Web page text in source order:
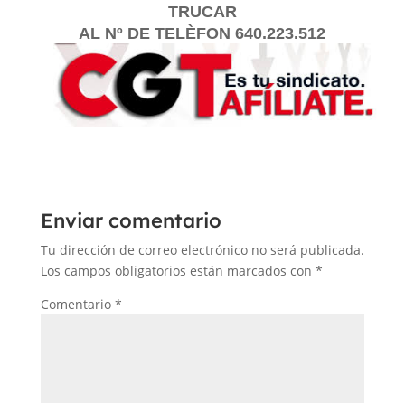
TRUCAR
AL Nº DE TELÈFON 640.223.512
Enviar comentario
Tu dirección de correo electrónico no será publicada.
Los campos obligatorios están marcados con *
Comentario *